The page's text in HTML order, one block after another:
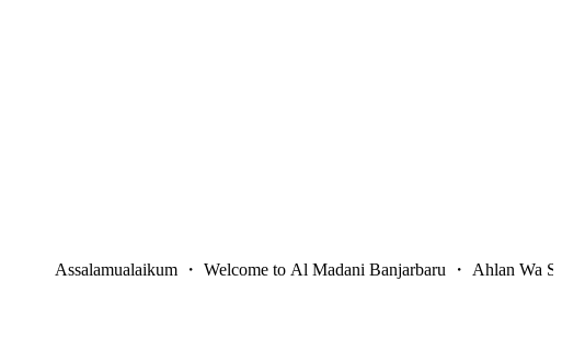
Assalamualaikum ・ Welcome to Al Madani Banjarbaru ・ Ahlan Wa Sahlan ・